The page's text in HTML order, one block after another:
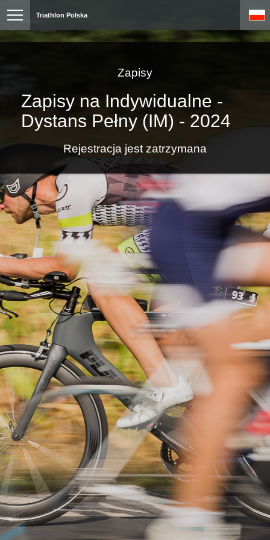
Triathlon Polska
Zapisy
Zapisy na Indywidualne -
Dystans Pełny (IM) - 2024
Rejestracja jest zatrzymana